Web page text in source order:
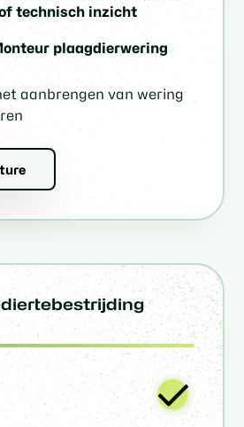
technisch inzicht
plaagdierwering
aanbrengen van wering